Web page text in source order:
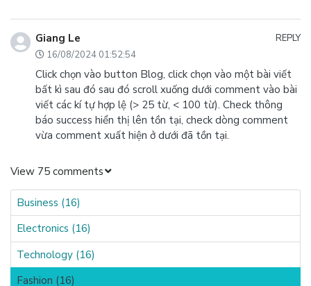
Giang Le
16/08/2024 01:52:54
Click chọn vào button Blog, click chọn vào một bài viết
bất kì sau đó sau đó scroll xuống dưới comment vào bài
viết các kí tự hợp lệ (> 25 từ, < 100 từ). Check thông
báo success hiển thị lên tồn tại, check dòng comment
vừa comment xuất hiện ở dưới đã tồn tại.
REPLY
View 75 comments
Business (16)
Electronics (16)
Technology (16)
Fashion (16)